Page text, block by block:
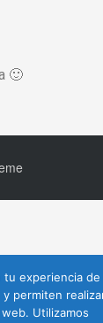
🙂
tu experiencia de
permiten
Utilizamos